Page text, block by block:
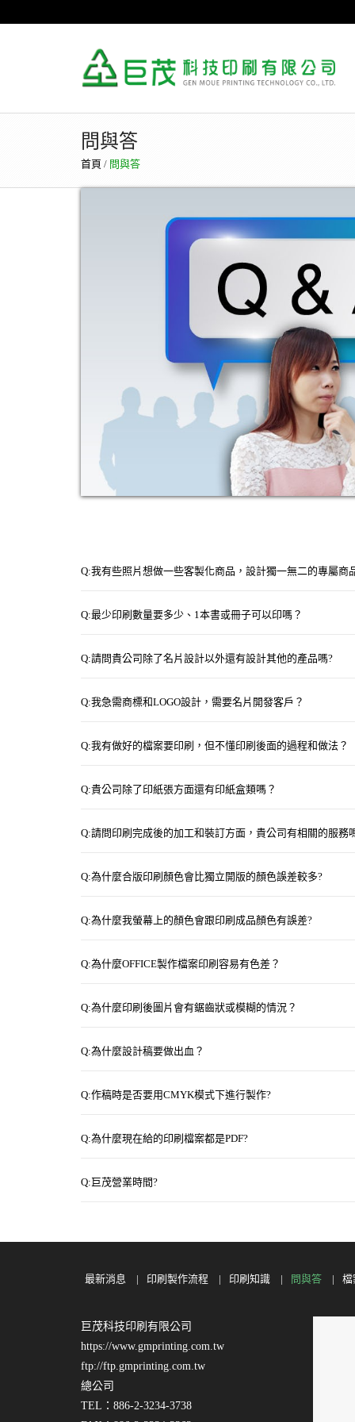
問與答
首頁 / 問與答
Q:我有些照片想做一些客製化商品，設計獨一無二的專屬商
Q:最少印刷數量要多少、1本書或冊子可以印嗎？
Q:請問貴公司除了名片設計以外還有設計其他的產品嗎?
Q:我急需商標和LOGO設計，需要名片開發客戶？
Q:我有做好的檔案要印刷，但不懂印刷後面的過程和做法？
Q:貴公司除了印紙張方面還有印紙盒類嗎？
Q:請問印刷完成後的加工和裝訂方面，貴公司有相關的服務
Q:為什麼合版印刷顏色會比獨立開版的顏色誤差較多?
Q:為什麼我螢幕上的顏色會跟印刷成品顏色有誤差?
Q:為什麼OFFICE製作檔案印刷容易有色差？
Q:為什麼印刷後圖片會有鋸齒狀或模糊的情況？
Q:為什麼設計稿要做出血？
Q:作稿時是否要用CMYK模式下進行製作?
Q:為什麼現在給的印刷檔案都是PDF?
Q:巨茂營業時間?
最新消息 印刷製作流程 印刷知識 問與答 檔
巨茂科技印刷有限公司
https://www.gmprinting.com.tw
ftp://ftp.gmprinting.com.tw
總公司
TEL：886-2-3234-3738